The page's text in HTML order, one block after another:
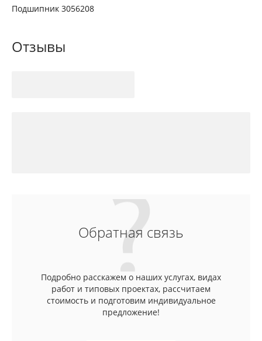
Подшипник 3056208
Отзывы
Обратная связь
Подробно расскажем о наших услугах, видах
работ и типовых проектах, рассчитаем
стоимость и подготовим индивидуальное
предложение!